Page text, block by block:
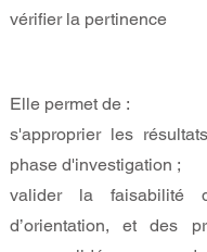
vérifier la pertinence
Elle permet de :
s'approprier les
phase d'investigation ;
valider la faisabilité
d’orientation, et des